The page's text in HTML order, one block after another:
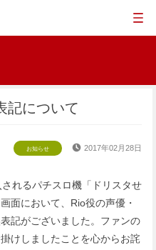
記について
お知らせ 2017年02月28日
れるパチスロ機「ドリスタせ
面において、Rio役の声優・
記がございました。ファンの
けしましたことを心からお詫